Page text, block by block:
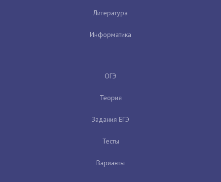
Литература
Информатика
ОГЭ
Теория
Задания ЕГЭ
Тесты
Варианты